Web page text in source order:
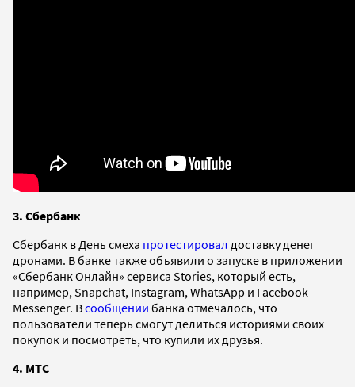
3. Сбербанк
Сбербанк в День смеха протестировал доставку денег
дронами. В банке также объявили о запуске в приложении
«Сбербанк Онлайн» сервиса Stories, который есть,
например, Snapchat, Instagram, WhatsApp и Facebook
Messenger. Всообщении банка отмечалось, что
пользователи теперь смогут делиться историями своих
покупок и посмотреть, что купили их друзья.
4. МТС